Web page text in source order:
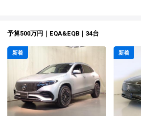
予算500万円｜EQA&EQB｜34台
新着 新着